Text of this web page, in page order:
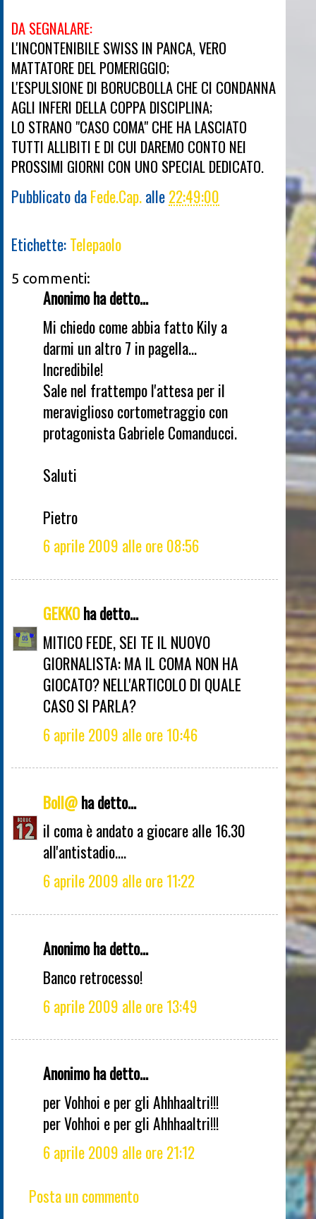
DA SEGNALARE:
L'INCONTENIBILE SWISS IN PANCA, VERO
MATTATORE DEL POMERIGGIO;
L'ESPULSIONE DI BORUCBOLLA CHE CI CONDANNA
AGLI INFERI DELLA COPPA DISCIPLINA;
LO STRANO "CASO COMA" CHE HA LASCIATO
TUTTI ALLIBITI E DI CUI DAREMO CONTO NEI
PROSSIMI GIORNI CON UNO SPECIAL DEDICATO.
Pubblicato daFede.Cap.alle22:49:00
Etichette:Telepaolo
5 commenti:
Anonimo ha detto...
Mi chiedo come abbia fatto Kily a
darmi un altro 7 in pagella...
Incredibile!
Sale nel frattempo l'attesa per il
meraviglioso cortometraggio con
protagonista Gabriele Comanducci.
Saluti
Pietro
6 aprile 2009 alle ore 08:56
GEKKOha detto...
MITICO FEDE, SEI TE IL NUOVO
GIORNALISTA: MA IL COMA NON HA
GIOCATO? NELL'ARTICOLO DI QUALE
CASO SI PARLA?
6 aprile 2009 alle ore 10:46
Boll@ha detto...
il coma è andato a giocare alle 16.30
all'antistadio....
6 aprile 2009 alle ore 11:22
Anonimo ha detto...
Banco retrocesso!
6 aprile 2009 alle ore 13:49
Anonimo ha detto...
per Vohhoi e per gli Ahhhaaltri!!!
per Vohhoi e per gli Ahhhaaltri!!!
6 aprile 2009 alle ore 21:12
Posta un commento